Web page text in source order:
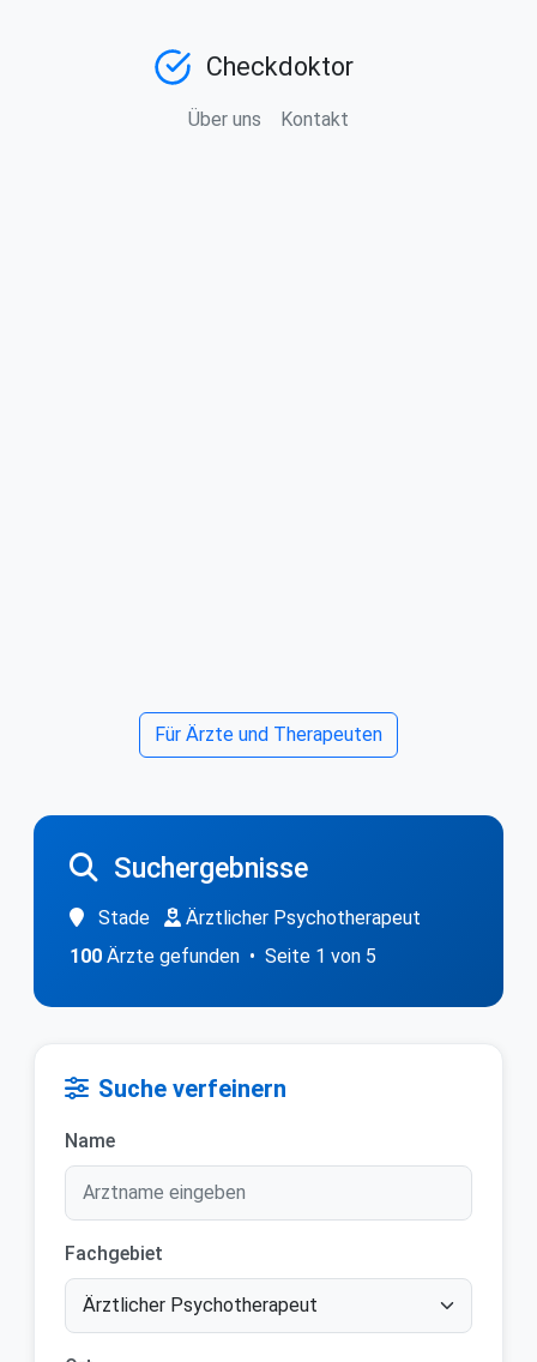
Checkdoktor
Über uns Kontakt
Für Ärzte und Therapeuten
Suchergebnisse
Stade
Ärztlicher Psychotherapeut
100 Ärzte gefunden • Seite 1 von 5
Suche verfeinern
Name
Fachgebiet